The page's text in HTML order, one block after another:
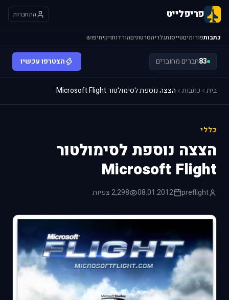
פריפלייט התחברות
כתבותפורומיםטייסותגלריהסרטוניםהורדותויקיחיפוש
83חברים מחוברים הצטרפו עכשיו
בית כתבות הצצה נוספת לסימולטור Microsoft Flight
כללי
הצצה נוספת לסימולטור
Microsoft Flight
preflight
08.01.2012 2,298 צפיות